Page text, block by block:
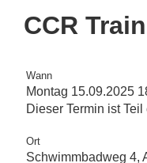
CCR
Wann
Montag 15.09.2025
Dieser Termin ist Teil
Ort
Schwimmbadweg 4,